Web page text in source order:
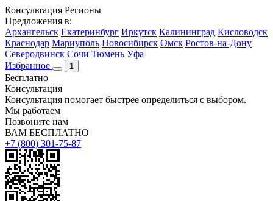
Консультация Регионы
Предложения в:
Архангельск Екатеринбург Иркутск Калининград Кисловодск
Краснодар Мариуполь Новосибирск Омск Ростов-на-Дону
Северодвинск Сочи Тюмень Уфа
Избранное
1
Бесплатно
Консультация
Консультация помогает быстрее определиться с выбором.
Мы работаем
Позвоните нам
ВАМ БЕСПЛАТНО
+7 (800) 301-75-87